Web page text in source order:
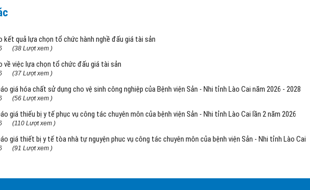
kết quả lựa chọn tổ chức hành nghề đấu giá tài sản
(38 Lượt xem )
về việc lựa chọn tổ chức đấu giá tài sản
(37 Lượt xem )
giá hóa chất sử dụng cho vệ sinh công nghiệp của Bệnh viện Sản - Nhi tỉnh Lào Cai năm 2026 - 2028
(56 Lượt xem )
giá thiếu bị y tế phục vụ công tác chuyên môn của bệnh viện Sản - Nhi tỉnh Lào Cai lần 2 năm 2026
(110 Lượt xem )
giá thiết bị y tế tòa nhà tự nguyện phuc vụ công tác chuyên môn của bệnh viện Sản - Nhi tỉnh Lào Cai
(91 Lượt xem )